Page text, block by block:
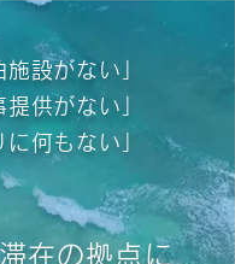
施設がない」
提供がない」
何もない」
在の拠点に